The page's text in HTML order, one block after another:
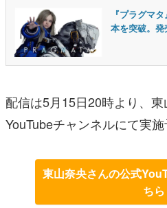
『プラグマ
本を突破。
配信は5月15日20時より、
YouTubeチャンネルにて実施
東山奈央さんの公式
ちら